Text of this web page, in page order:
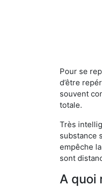
Pour se
d’être
souvent
totale.
Très
substance
empêche
sont
A quoi